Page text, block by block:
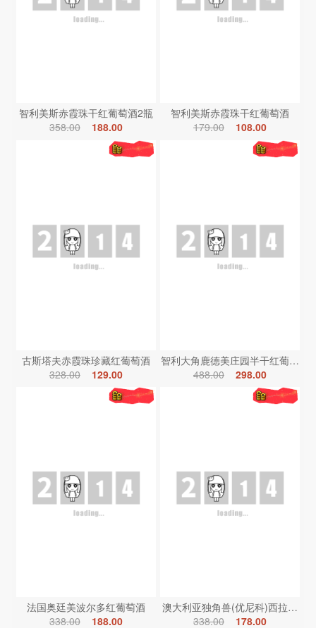
智利美斯赤霞珠干红葡萄酒2瓶
358.00
188.00
智利美斯赤霞珠干红葡萄酒
179.00
108.00
古斯塔夫赤霞珠珍藏红葡萄酒
328.00
129.00
智利大角鹿德美庄园半干红葡萄酒
488.00
298.00
法国奥廷美波尔多红葡萄酒
338.00
188.00
澳大利亚独角兽(优尼科)西拉红葡
338.00
178.00